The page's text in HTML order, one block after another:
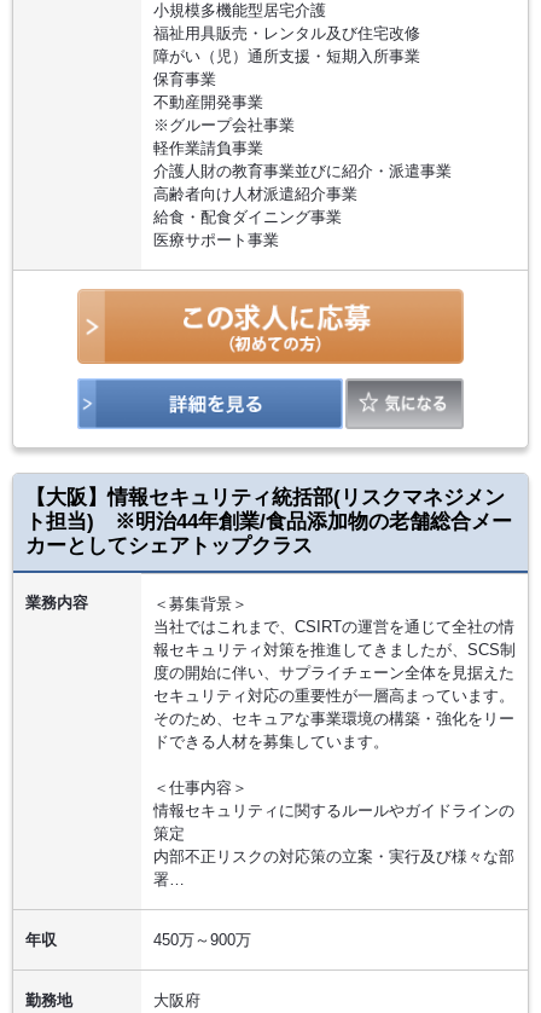
小規模多機能型居宅介護
福祉用具販売・レンタル及び住宅改修
障がい（児）通所支援・短期入所事業
保育事業
不動産開発事業
※グループ会社事業
軽作業請負事業
介護人財の教育事業並びに紹介・派遣事業
高齢者向け人材派遣紹介事業
給食・配食ダイニング事業
医療サポート事業
【大阪】情報セキュリティ統括部(リスクマネジメン
ト担当) ※明治44年創業/食品添加物の老舗総合メー
カーとしてシェアトップクラス
業務内容
＜募集背景＞
当社ではこれまで、CSIRTの運営を通じて全社の情
報セキュリティ対策を推進してきましたが、SCS制
度の開始に伴い、サプライチェーン全体を見据えた
セキュリティ対応の重要性が一層高まっています。
そのため、セキュアな事業環境の構築・強化をリー
ドできる人材を募集しています。
＜仕事内容＞
情報セキュリティに関するルールやガイドラインの
策定
内部不正リスクの対応策の立案・実行及び様々な部
署…
年収 450万～900万
勤務地 大阪府